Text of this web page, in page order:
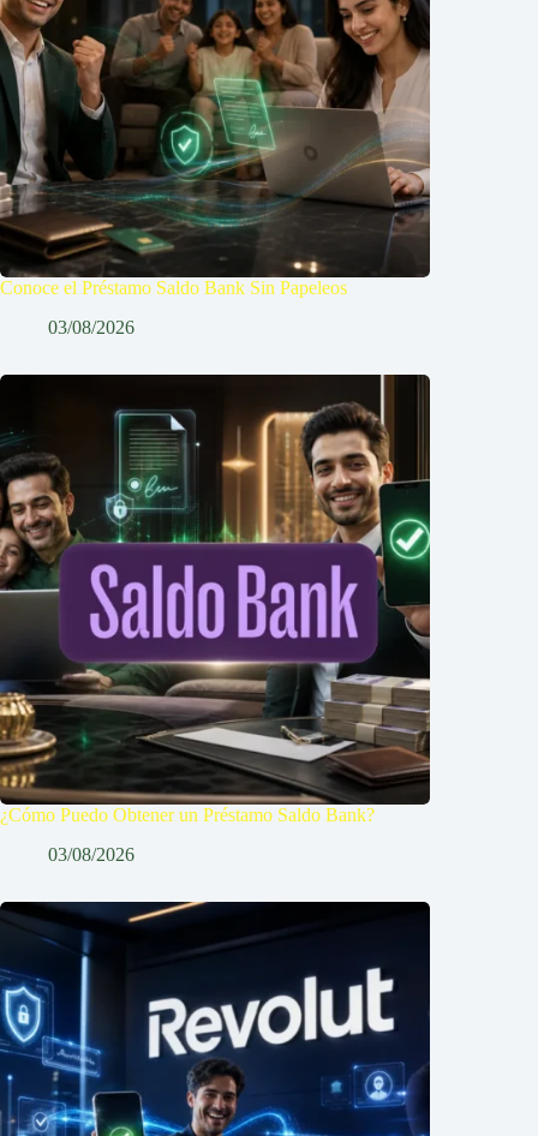
Conoce el Préstamo Saldo Bank Sin Papeleos
03/08/2026
¿Cómo Puedo Obtener un Préstamo Saldo Bank?
03/08/2026